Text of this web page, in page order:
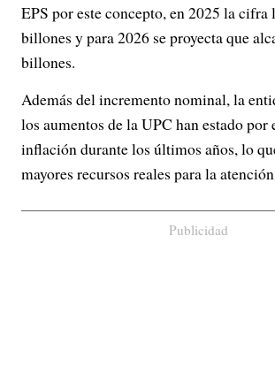
EPS por este concepto, en 2025 la cifra
billones y para 2026 se proyecta que
billones.
Además del incremento nominal, la
los aumentos de la UPC han estado por
inflación durante los últimos años, lo
mayores recursos reales para la
Publicidad